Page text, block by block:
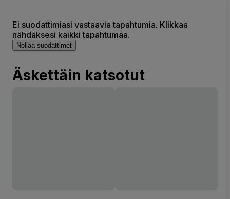
Ei suodattimiasi vastaavia tapahtumia. Klikkaa
nähdäksesi kaikki tapahtumaa.
Nollaa suodattimet
Äskettäin katsotut